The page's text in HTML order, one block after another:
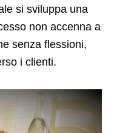
si sviluppa una
non accenna a
senza flessioni,
i clienti.